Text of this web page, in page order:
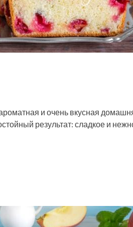
и очень вкусная
результат: сладкое и